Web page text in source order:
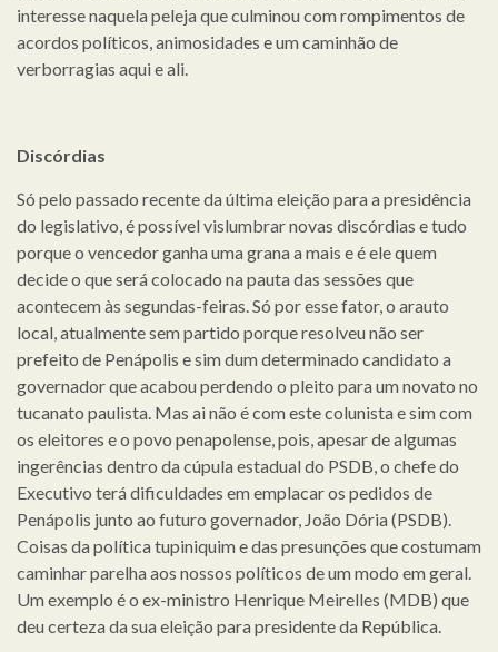
interesse naquela peleja que culminou com rompimentos de
acordos políticos, animosidades e um caminhão de
verborragias aqui e ali.
Discórdias
Só pelo passado recente da última eleição para a presidência
do legislativo, é possível vislumbrar novas discórdias e tudo
porque o vencedor ganha uma grana a mais e é ele quem
decide o que será colocado na pauta das sessões que
acontecem às segundas-feiras. Só por esse fator, o arauto
local, atualmente sem partido porque resolveu não ser
prefeito de Penápolis e sim dum determinado candidato a
governador que acabou perdendo o pleito para um novato no
tucanato paulista. Mas ai não é com este colunista e sim com
os eleitores e o povo penapolense, pois, apesar de algumas
ingerências dentro da cúpula estadual do PSDB, o chefe do
Executivo terá dificuldades em emplacar os pedidos de
Penápolis junto ao futuro governador, João Dória (PSDB).
Coisas da política tupiniquim e das presunções que costumam
caminhar parelha aos nossos políticos de um modo em geral.
Um exemplo é o ex-ministro Henrique Meirelles (MDB) que
deu certeza da sua eleição para presidente da República.